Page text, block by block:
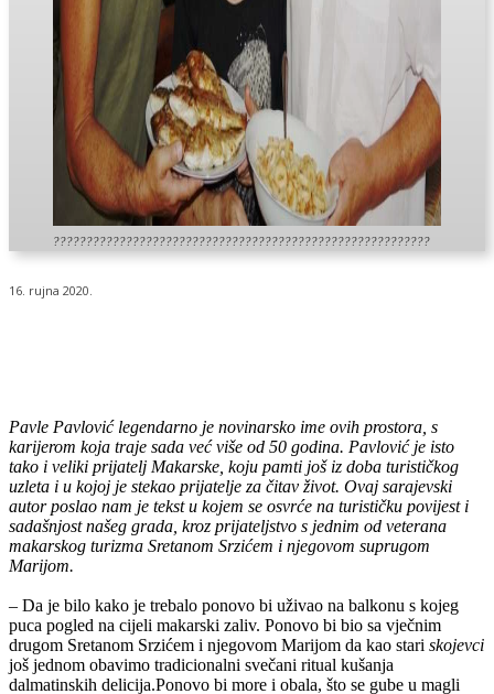
?????????????????????????????????????????????????????????
16. rujna 2020.
Pavle Pavlović legendarno je novinarsko ime ovih prostora, s
karijerom koja traje sada već više od 50 godina. Pavlović je isto
tako i veliki prijatelj Makarske, koju pamti još iz doba turističkog
uzleta i u kojoj je stekao prijatelje za čitav život. Ovaj sarajevski
autor poslao nam je tekst u kojem se osvrće na turističku povijest i
sadašnjost našeg grada, kroz prijateljstvo s jednim od veterana
makarskog turizma Sretanom Srzićem i njegovom suprugom
Marijom.
– Da je bilo kako je trebalo ponovo bi uživao na balkonu s kojeg
puca pogled na cijeli makarski zaliv. Ponovo bi bio sa vječnim
drugom Sretanom Srzićem i njegovom Marijom da kao stari skojevci
još jednom obavimo tradicionalni svečani ritual kušanja
dalmatinskih delicija.Ponovo bi more i obala, što se gube u magli